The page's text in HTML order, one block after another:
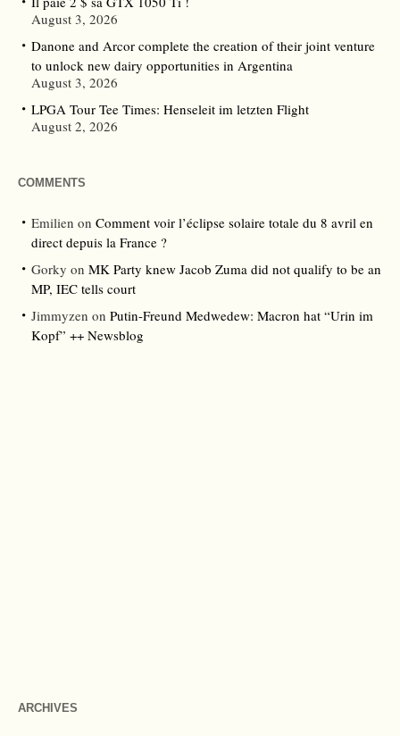
August 3, 2026
Danone and Arcor complete the creation of their joint venture
to unlock new dairy opportunities in Argentina
August 3, 2026
LPGA Tour Tee Times: Henseleit im letzten Flight
August 2, 2026
COMMENTS
Emilien on Comment voir l’éclipse solaire totale du 8 avril en
direct depuis la France ?
Gorky on MK Party knew Jacob Zuma did not qualify to be an
MP, IEC tells court
Jimmyzen on Putin-Freund Medwedew: Macron hat “Urin im
Kopf” ++ Newsblog
ARCHIVES